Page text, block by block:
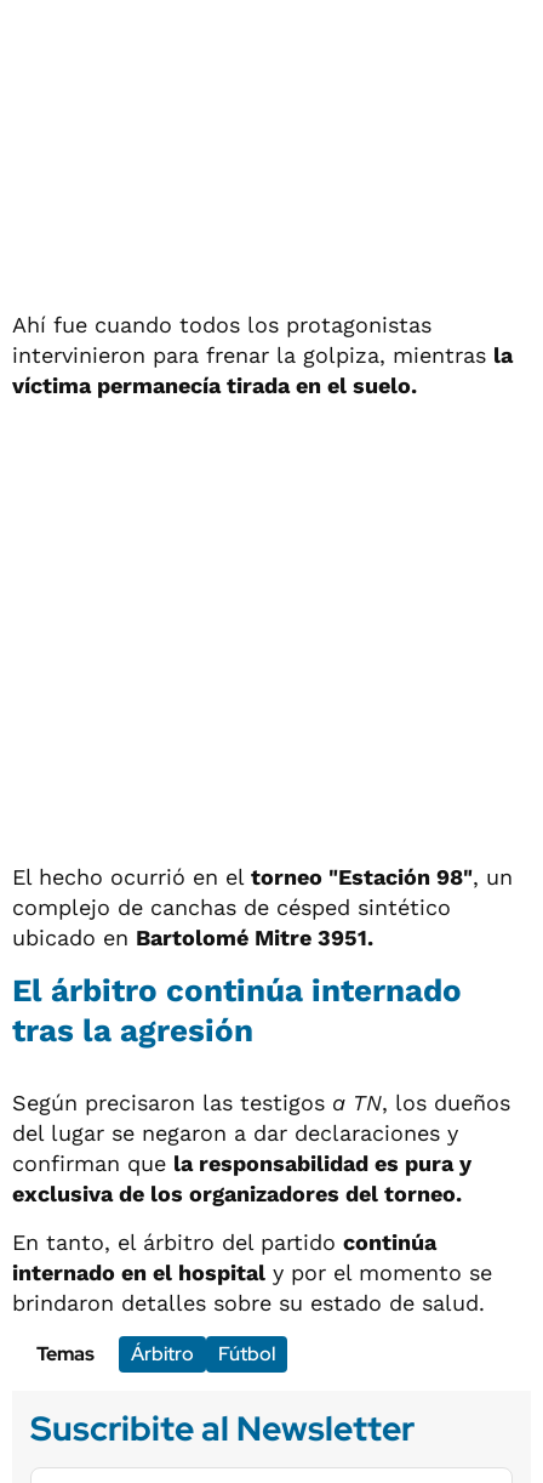
Ahí fue cuando todos los protagonistas
intervinieron para frenar la golpiza, mientras la
víctima permanecía tirada en el suelo.
El hecho ocurrió en el torneo "Estación 98", un
complejo de canchas de césped sintético
ubicado en Bartolomé Mitre 3951.
El árbitro continúa internado
tras la agresión
Según precisaron las testigos a TN, los dueños
del lugar se negaron a dar declaraciones y
confirman que la responsabilidad es pura y
exclusiva de los organizadores del torneo.
En tanto, el árbitro del partido continúa
internado en el hospital y por el momento se
brindaron detalles sobre su estado de salud.
Temas
Árbitro Fútbol
Suscribite al Newsletter